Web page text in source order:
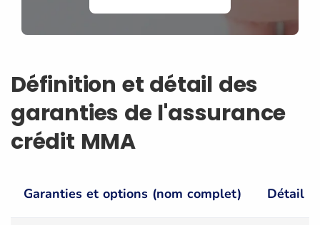
Définition et détail des
garanties de l'assurance
crédit MMA
Garanties et options (nom complet) Détail